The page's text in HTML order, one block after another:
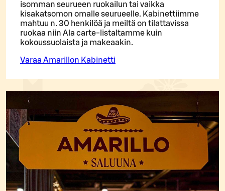
isomman seurueen ruokailun tai vaikka
kisakatsomon omalle seurueelle. Kabinettiimme
mahtuu n. 30 henkilöä ja meiltä on tilattavissa
ruokaa niin Ala carte-listaltamme kuin
kokoussuolaista ja makeaakin.
Varaa Amarillon Kabinetti